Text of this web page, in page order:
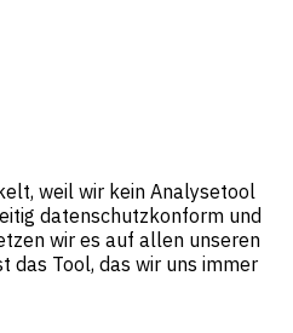
weil wir kein Analysetool
datenschutzkonform und
wir es auf allen unseren
das Tool, das wir uns immer